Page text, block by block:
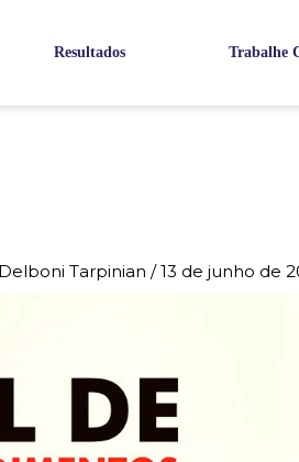
Resultados Trabalhe
Tarpinian/13 de junho de